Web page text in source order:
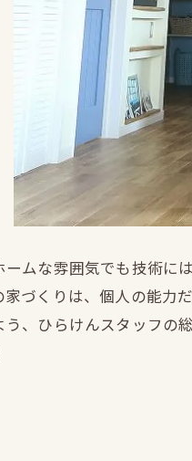
ムな雰囲気でも技術に
家づくりは、個人の能力
う、ひらけんスタッフの